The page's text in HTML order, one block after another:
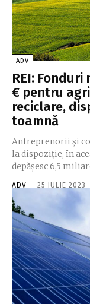
ADV
REI:
€ pentru
reciclare,
toamnă
Antreprenorii și
la dispoziție, în
depășesc 6,5
ADV - 25 IULIE 2023